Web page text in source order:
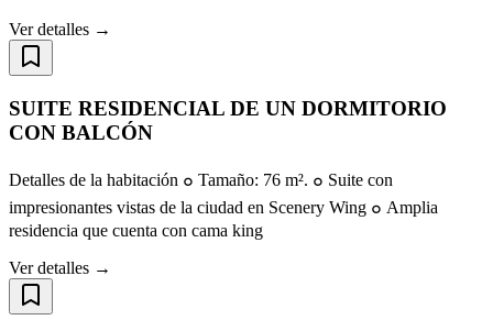
Ver detalles →
SUITE RESIDENCIAL DE UN DORMITORIO
CON BALCÓN
Detalles de la habitación ๐ Tamaño: 76 m². ๐ Suite con
impresionantes vistas de la ciudad en Scenery Wing ๐ Amplia
residencia que cuenta con cama king
Ver detalles →